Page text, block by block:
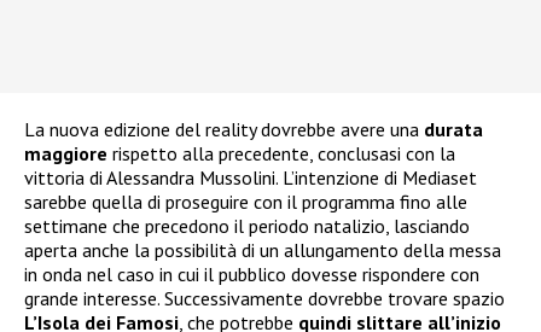
La nuova edizione del reality dovrebbe avere una durata
maggiore rispetto alla precedente, conclusasi con la
vittoria di Alessandra Mussolini. L’intenzione di Mediaset
sarebbe quella di proseguire con il programma fino alle
settimane che precedono il periodo natalizio, lasciando
aperta anche la possibilità di un allungamento della messa
in onda nel caso in cui il pubblico dovesse rispondere con
grande interesse. Successivamente dovrebbe trovare spazio
L’Isola dei Famosi, che potrebbe quindi slittare all’inizio